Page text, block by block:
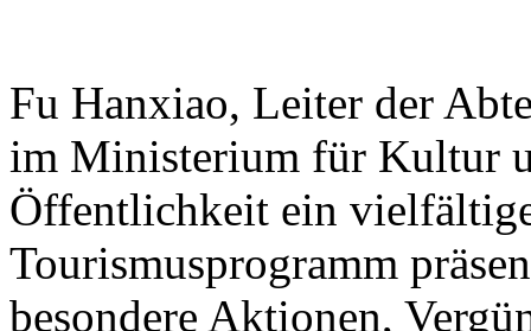
Fu Hanxiao, Leiter der
im Ministerium für Kultur
Öffentlichkeit ein
Tourismusprogramm
besondere Aktionen,